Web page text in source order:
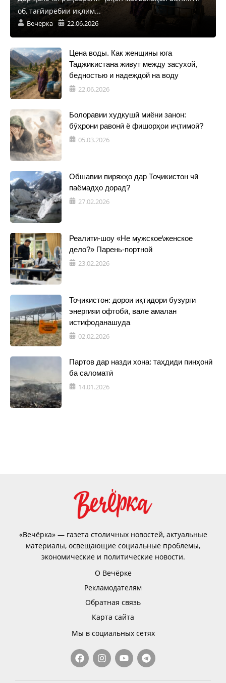
об, тағйирёбии иқлим...
Вечерка 22.06.2026
Цена воды. Как женщины юга
Таджикистана живут между засухой,
бедностью и надеждой на воду
22.06.2026
Болоравии худкушӣ миёни занон:
бӯҳрони равонӣ ё фишорҳои иҷтимоӣ?
05.03.2026
Обшавии пиряхҳо дар Тоҷикистон чӣ
паёмадҳо дорад?
27.02.2026
Реалити-шоу «Не мужское\женское
дело?» Парень-портной
23.02.2026
Тоҷикистон: дорои иқтидори бузурги
энергияи офтобӣ, вале амалан
истифоданашуда
02.02.2026
Партов дар назди хона: таҳдиди пинҳонӣ
ба саломатӣ
14.01.2026
«Вечёрка» — газета столичных новостей, актуальные
материалы, освещающие социальные проблемы,
экономические и политические новости.
О Вечёрке
Рекламодателям
Обратная связь
Карта сайта
Мы в социальных сетях